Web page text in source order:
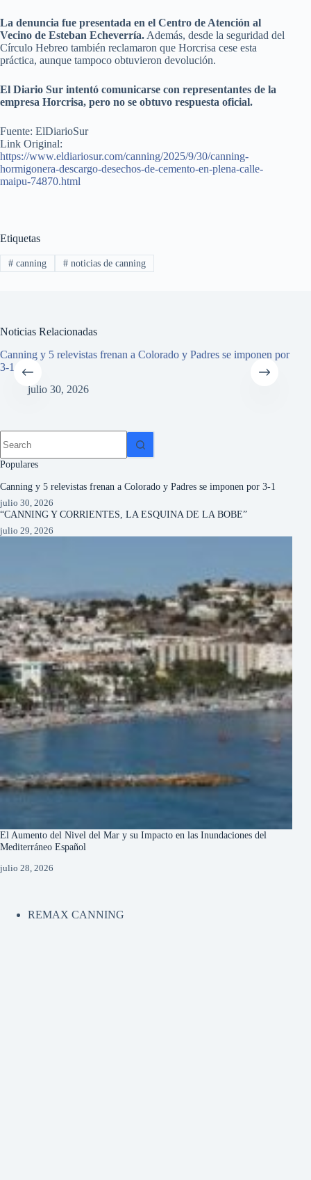
La denuncia fue presentada en el Centro de Atención al
Vecino de Esteban Echeverría. Además, desde la seguridad del
Círculo Hebreo también reclamaron que Horcrisa cese esta
práctica, aunque tampoco obtuvieron devolución.
El Diario Sur intentó comunicarse con representantes de la
empresa Horcrisa, pero no se obtuvo respuesta oficial.
Fuente: ElDiarioSur
Link Original:
https://www.eldiariosur.com/canning/2025/9/30/canning-
hormigonera-descargo-desechos-de-cemento-en-plena-calle-
maipu-74870.html
Etiquetas
#canning #noticias de canning
Noticias Relacionadas
Canning y 5 relevistas frenan a Colorado y Padres se imponen por
3-1
julio 30, 2026
Populares
Canning y 5 relevistas frenan a Colorado y Padres se imponen por 3-1
julio 30, 2026
“CANNING Y CORRIENTES, LA ESQUINA DE LA BOBE”
julio 29, 2026
El Aumento del Nivel del Mar y su Impacto en las Inundaciones del
Mediterráneo Español
julio 28, 2026
REMAX CANNING